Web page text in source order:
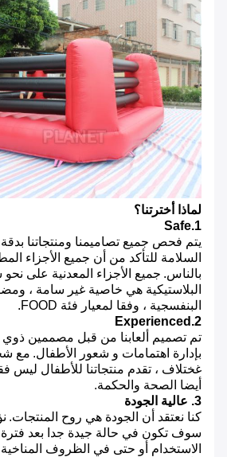
لماذا أخترتنا؟
1.Safe
يتم فحص جميع تصاميمنا ومنتجاتنا بدقة
السلامة للتأكد من أن جميع الأجزاء
بالناس. جميع الأجزاء المعدنية على
البلاستيكية هي خاصية غير سامة ،
البنفسجية ، وفقا لمعيار فئة FOOD.
2.Experienced
تم تصميم ألعابنا من قبل مصممين ذوي
بإدارة اهتمامات و شعور الأطفال. مع
غختلاف ، تقدم منتجاتنا للأطفال ليس
أيضا الصحة والحكمة.
3. عالية الجودة
كنا نعتقد أن الجودة هي روح المنتجات.
سوف تكون في حالة جيدة جدا بعد
الاستخدام أو حتى في الظروف المناخية